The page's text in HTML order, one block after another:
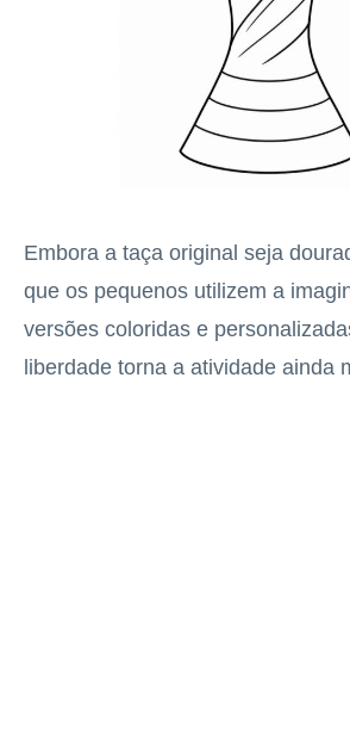
Embora a taça original seja
que os pequenos utilizem a
versões coloridas e
liberdade torna a atividade ainda